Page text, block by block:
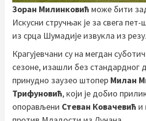
Зоран Милинковић може бити
Искусни стручњак је за свега
из срца Шумадије извукла из
Крагујевчани су на мегдан
сезоне, изашли без стандардног
принудно заузео штопер Милан
Трифуновић, који је добио
опорављени Стеван Ковачевић и